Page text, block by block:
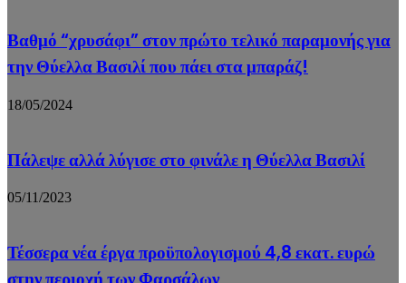
Βαθμό “χρυσάφι” στον πρώτο τελικό παραμονής για
την Θύελλα Βασιλί που πάει στα μπαράζ!
18/05/2024
Πάλεψε αλλά λύγισε στο φινάλε η Θύελλα Βασιλί
05/11/2023
Τέσσερα νέα έργα προϋπολογισμού 4,8 εκατ. ευρώ